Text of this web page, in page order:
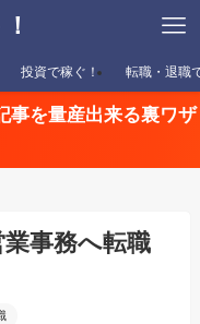
投資で稼ぐ！ 転職・退職
事を量産出来る裏ワザ
事務へ転職